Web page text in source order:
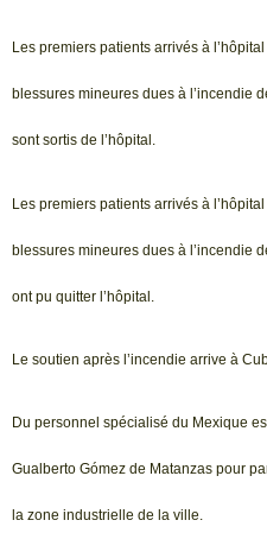
Les premiers patients arrivés à
blessures mineures dues à l’incendie
sont sortis de l’hôpital.
Les premiers patients arrivés à
blessures mineures dues à l’incendie
ont pu quitter l’hôpital.
Le soutien après l’incendie arrive à
Du personnel spécialisé du Mexique
Gualberto Gómez de Matanzas pour
la zone industrielle de la ville.